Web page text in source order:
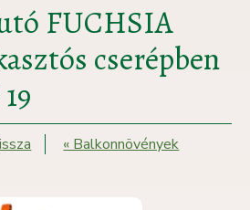
FUCHSIA
cserépben
« Balkonnövények